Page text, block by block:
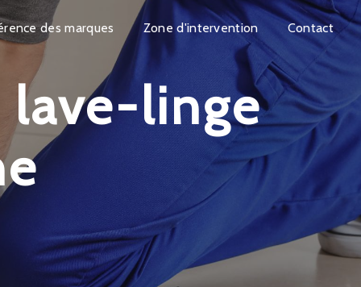
des marques Zone d'intervention Contact